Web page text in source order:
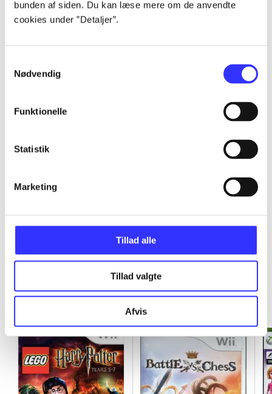
bunden af siden. Du kan læse mere om de anvendte
cookies under ”Detaljer”.
Nødvendig
Funktionelle
Statistik
Marketing
Tillad alle
Tillad valgte
Afvis
Alle registrerede artikler fordelt på udgivelser
Minder om